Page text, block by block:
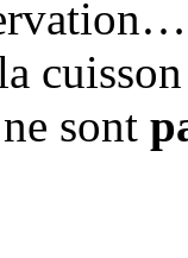
sont